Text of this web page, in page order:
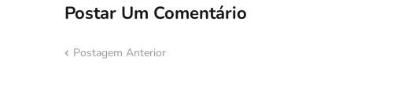
Postar Um Comentário
Postagem Anterior